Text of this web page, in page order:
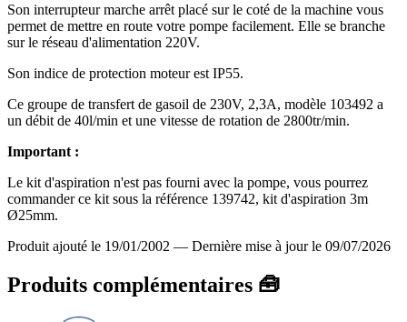
Son interrupteur marche arrêt placé sur le coté de la machine vous
permet de mettre en route votre pompe facilement. Elle se branche
sur le réseau d'alimentation 220V.
Son indice de protection moteur est IP55.
Ce groupe de transfert de gasoil de 230V, 2,3A, modèle 103492 a
un débit de 40l/min et une vitesse de rotation de 2800tr/min.
Important :
Le kit d'aspiration n'est pas fourni avec la pompe, vous pourrez
commander ce kit sous la référence 139742, kit d'aspiration 3m
Ø25mm.
Produit ajouté le 19/01/2002 — Dernière mise à jour le 09/07/2026
Produits complémentaires 🧰